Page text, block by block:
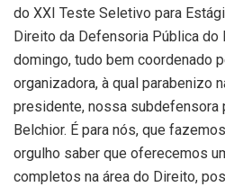
do XXI Teste Seletivo para
Direito da Defensoria Pública do
domingo, tudo bem coordenado
organizadora, à qual parabenizo
presidente, nossa subdefensora
Belchior. É para nós, que
orgulho saber que oferecemos
completos na área do Direito,